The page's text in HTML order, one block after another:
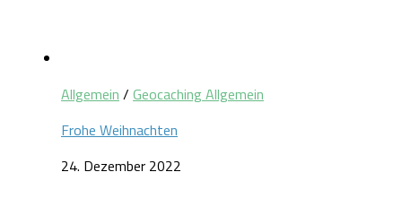
Allgemein / Geocaching Allgemein
Frohe Weihnachten
24. Dezember 2022